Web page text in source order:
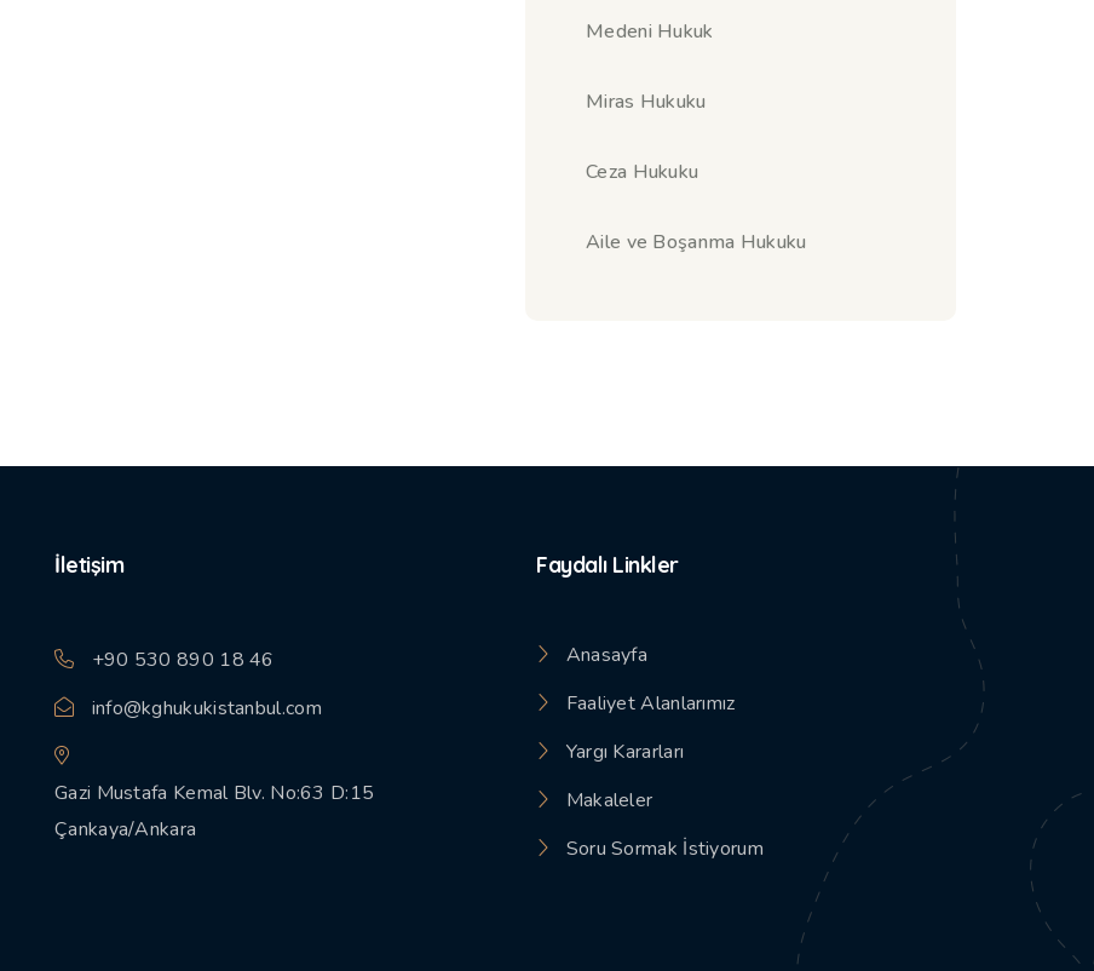
Medeni Hukuk
Miras Hukuku
Ceza Hukuku
Aile ve Boşanma Hukuku
İletişim
+90 530 890 18 46
info@kghukukistanbul.com
Gazi Mustafa Kemal Blv. No:63 D:15
Çankaya/Ankara
Faydalı Linkler
Anasayfa
Faaliyet Alanlarımız
Yargı Kararları
Makaleler
Soru Sormak İstiyorum